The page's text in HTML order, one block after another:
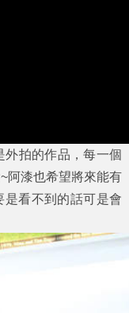
外拍的作品，每一個
阿漆也希望將來能有
看不到的話可是會